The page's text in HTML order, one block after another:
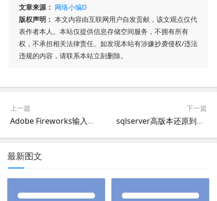
文章来源： 网络小编D
版权声明： 本文内容由互联网用户自发贡献，该文观点仅代
表作者本人。本站仅提供信息存储空间服务，不拥有所有
权，不承担相关法律责任。如发现本站有涉嫌抄袭侵权/违法
违规的内容，请联系本站立刻删除。
上一篇
Adobe Fireworks输入的值无效,Adobe Fireworks CS5/CS6等调整像素上限
下一篇
sqlserver高版本还原到低版本方法,SQL2014数据库还原到SQL2008R2中
最新图文